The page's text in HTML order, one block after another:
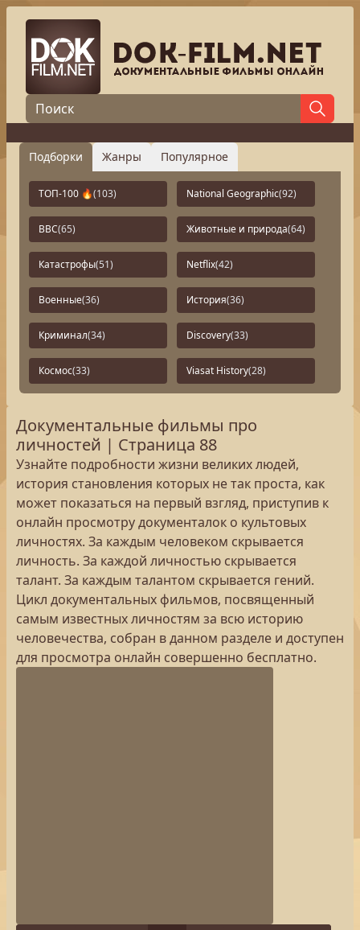
Подборки Жанры Популярное
ТОП-100 🔥(103) National Geographic(92)
BBC(65) Животные и природа(64)
Катастрофы(51) Netflix(42)
Военные(36) История(36)
Криминал(34) Discovery(33)
Космос(33) Viasat History(28)
Документальные фильмы про
личностей | Страница 88
Узнайте подробности жизни великих людей,
история становления которых не так проста, как
может показаться на первый взгляд, приступив к
онлайн просмотру документалок о культовых
личностях. За каждым человеком скрывается
личность. За каждой личностью скрывается
талант. За каждым талантом скрывается гений.
Цикл документальных фильмов, посвященный
самым известных личностям за всю историю
человечества, собран в данном разделе и доступен
для просмотра онлайн совершенно бесплатно.